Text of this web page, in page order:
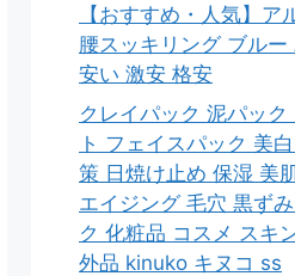
【おすすめ・人気】ア
腰スッキリング ブル
安い 激安 格安
クレイパック 泥パッ
ト フェイスパック 美
策 日焼け止め 保湿 美
エイジング 毛穴 黒ず
ク 化粧品 コスメ スキ
外品 kinuko キヌコ ss